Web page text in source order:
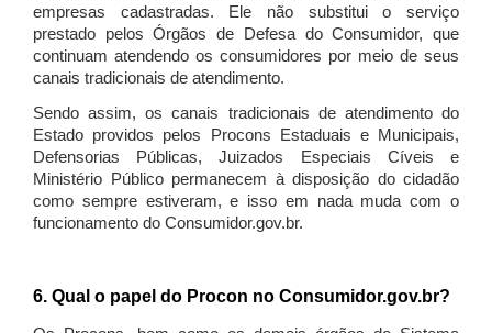
empresas cadastradas. Ele não substitui o serviço
prestado pelos Órgãos de Defesa do Consumidor, que
continuam atendendo os consumidores por meio de seus
canais tradicionais de atendimento.
Sendo assim, os canais tradicionais de atendimento do
Estado providos pelos Procons Estaduais e Municipais,
Defensorias Públicas, Juizados Especiais Cíveis e
Ministério Público permanecem à disposição do cidadão
como sempre estiveram, e isso em nada muda com o
funcionamento do Consumidor.gov.br.
6. Qual o papel do Procon no Consumidor.gov.br?